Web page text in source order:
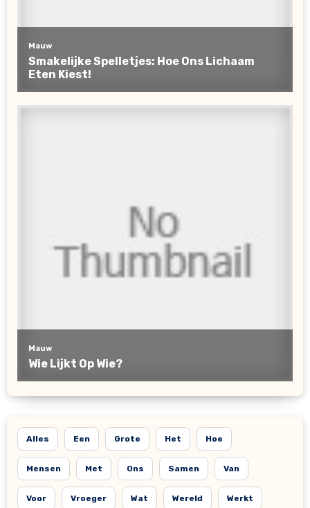
Alles Een Grote Het Hoe
Mensen Met Ons Samen Van
Voor Vroeger Wat Wereld Werkt